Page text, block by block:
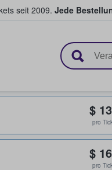
seit 2009. Jede
verkaufen
$
pro
$
pro